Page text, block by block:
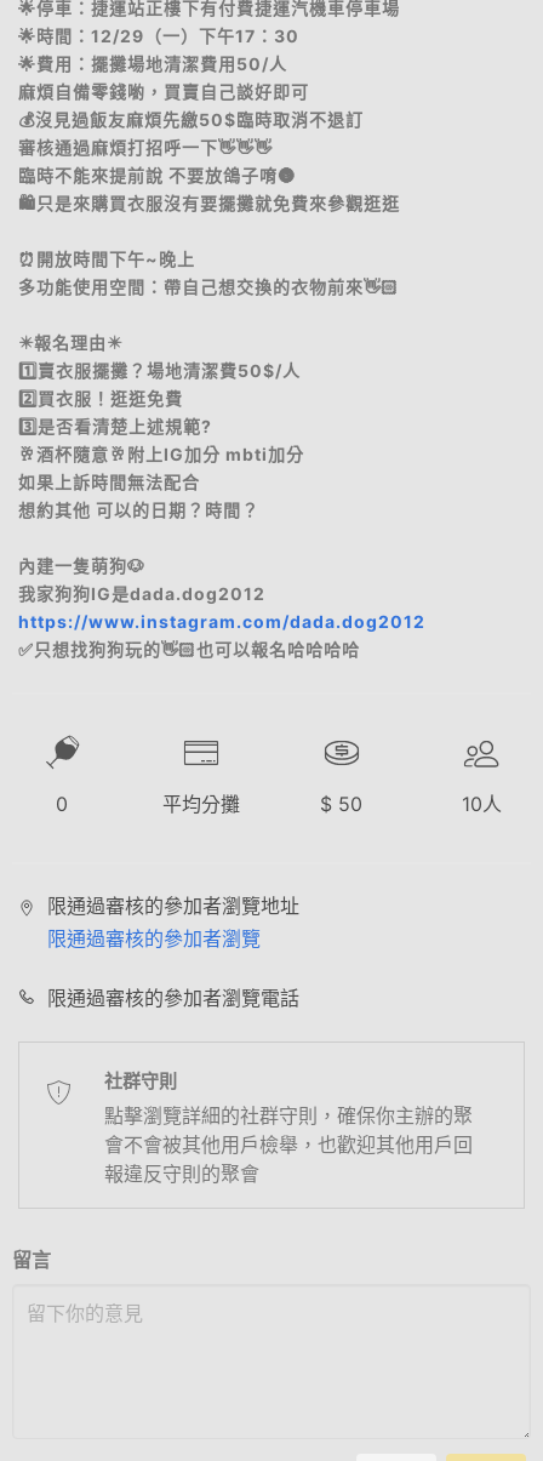
🌟停車：捷運站正樓下有付費捷運汽機車停車場
🌟時間：12/29（一）下午17：30
🌟費用：擺攤場地清潔費用50/人
麻煩自備零錢喲，買賣自己談好即可
💰沒見過飯友麻煩先繳50$臨時取消不退訂
審核通過麻煩打招呼一下👋👋👋
臨時不能來提前說 不要放鴿子唷🌚
🛍️只是來購買衣服沒有要擺攤就免費來參觀逛逛
⏰開放時間下午~晚上
多功能使用空間：帶自己想交換的衣物前來👋🏻
✴️報名理由✴️
1️⃣賣衣服擺攤？場地清潔費50$/人
2️⃣買衣服！逛逛免費
3️⃣是否看清楚上述規範?
🥂酒杯隨意🥂附上IG加分 mbti加分
如果上訴時間無法配合
想約其他 可以的日期？時間？
內建一隻萌狗🐶
我家狗狗IG是dada.dog2012
https://www.instagram.com/dada.dog2012
✅只想找狗狗玩的👋🏻也可以報名哈哈哈哈
0 平均分攤 $ 50 10人
限通過審核的參加者瀏覽地址
限通過審核的參加者瀏覽
限通過審核的參加者瀏覽電話
社群守則
點擊瀏覽詳細的社群守則，確保你主辦的聚
會不會被其他用戶檢舉，也歡迎其他用戶回
報違反守則的聚會
留言